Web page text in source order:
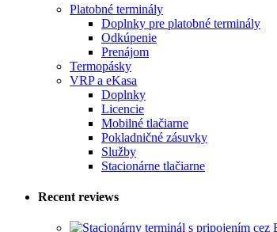
Platobné terminály
Doplnky pre platobné terminály
Odkúpenie
Prenájom
Termopásky
VRP a eKasa
Doplnky
Licencie
Mobilné tlačiarne
Pokladničné zásuvky
Služby
Stacionárne tlačiarne
Recent reviews